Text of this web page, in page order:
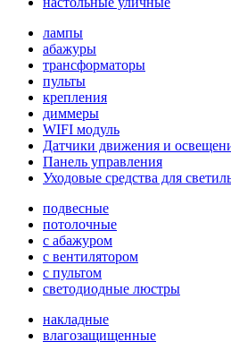
лампы
абажуры
трансформаторы
пульты
крепления
диммеры
WIFI модуль
Датчики движения и
Панель управления
Уходовые средства для
подвесные
потолочные
с абажуром
с вентилятором
с пультом
светодиодные люстры
накладные
влагозащищенные